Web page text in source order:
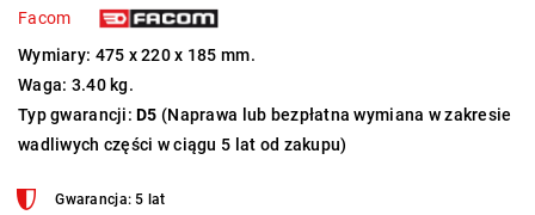
Facom
Wymiary: 475 x 220 x 185 mm.
Waga: 3.40 kg.
Typ gwarancji:D5 (Naprawa lub bezpłatna wymiana w zakresie
wadliwych części w ciągu 5 lat od zakupu)
Gwarancja: 5 lat